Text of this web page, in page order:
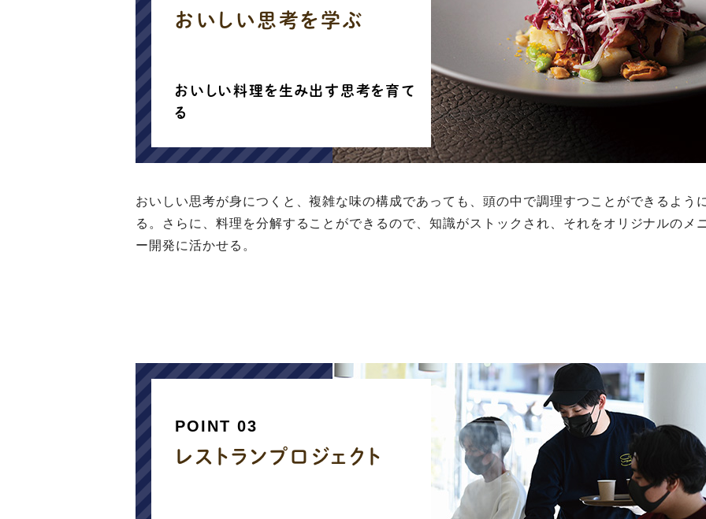
おいしい思考を学ぶ
おいしい料理を生み出す思考を育て
る
おいしい思考が身につくと、複雑な味の構成であっても、頭の中で調理すつことができるよう
る。さらに、料理を分解することができるので、知識がストックされ、それをオリジナルのメ
ー開発に活かせる。
POINT 03
レストランプロジェクト